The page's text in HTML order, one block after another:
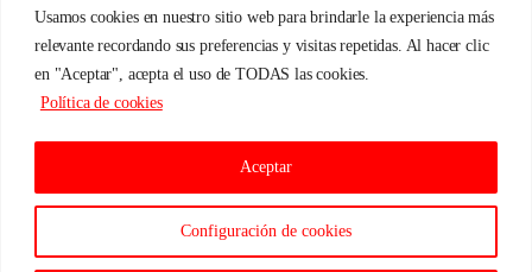
Usamos cookies en nuestro sitio web para brindarle la experiencia más
relevante recordando sus preferencias y visitas repetidas. Al hacer clic
en "Aceptar", acepta el uso de TODAS las cookies.
Política de cookies
Configuración de cookies
Aceptar